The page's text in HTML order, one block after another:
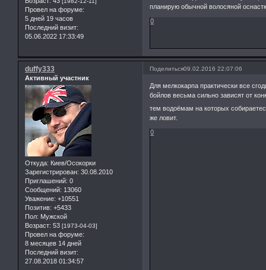
Провел на форуме:
5 дней 19 часов
Последний визит:
05.06.2022 17:33:49
планирую обычной волосяной
0
Поделиться09.02.2016 22:07:06
duffy333
Активный участник
Откуда: Киев/Осокорки
Зарегистрирован: 30.08.2010
Приглашений: 0
Сообщений: 13060
Уважение: +10551
Позитив: +5433
Пол: Мужской
Возраст: 53 [1973-04-03]
Провел на форуме:
8 месяцев 14 дней
Последний визит:
27.08.2018 01:34:57
Для мелкокарпа практически все
бойлов весьма сильно зависят от
тем водоёмам на которых
же ловит.
0